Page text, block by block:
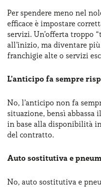
Per spendere meno nel
efficace è impostare
servizi. Un’offerta troppo
all’inizio, ma diventare
franchigie alte o servizi
L’anticipo fa sempre
No, l’anticipo non fa
situazione, bensì abbassa
in base alla disponibilità
del contratto.
Auto sostitutiva e
No, auto sostitutiva e